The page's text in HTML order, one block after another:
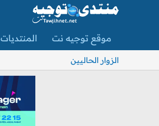
موقع توجيه نت المنتديات
الزوار الحاليين